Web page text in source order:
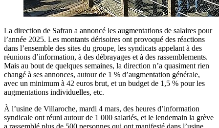
La direction de Safran a annoncé les augmentations de salaires pour
l’année 2025. Les montants dérisoires ont provoqué des réactions
dans l’ensemble des sites du groupe, les syndicats appelant à des
réunions d’information, à des débrayages et à des rassemblements.
Mais au bout de quelques semaines, la direction n’a quasiment rien
changé à ses annonces, autour de 1 % d’augmentation générale,
avec un minimum à 42 euros brut, et un budget de 1,5 % pour les
augmentations individuelles, etc.
À l’usine de Villaroche, mardi 4 mars, des heures d’information
syndicale ont réuni autour de 1 000 salariés, et le lendemain la grève
a rassemblé plus de 500 personnes qui ont manifesté dans l’usine,